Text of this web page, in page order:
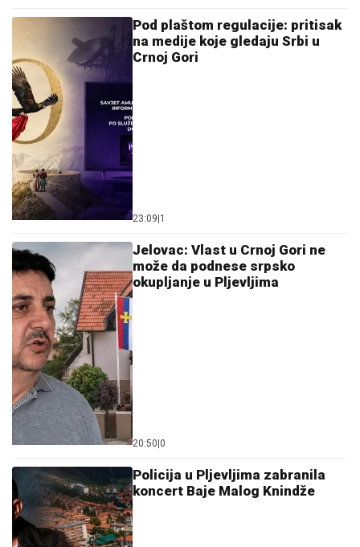
Pod plaštom regulacije: pritisak
na medije koje gledaju Srbi u
Crnoj Gori
23:09|1
Jelovac: Vlast u Crnoj Gori ne
može da podnese srpsko
okupljanje u Pljevljima
20:50|0
Policija u Pljevljima zabranila
koncert Baje Malog Knindže